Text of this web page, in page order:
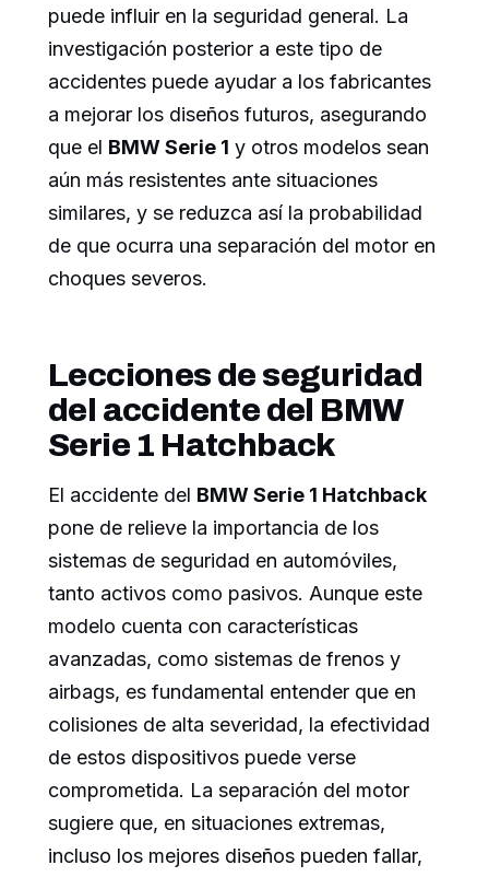
puede influir en la seguridad general. La
investigación posterior a este tipo de
accidentes puede ayudar a los fabricantes
a mejorar los diseños futuros, asegurando
que el BMW Serie 1 y otros modelos sean
aún más resistentes ante situaciones
similares, y se reduzca así la probabilidad
de que ocurra una separación del motor en
choques severos.
Lecciones de seguridad
del accidente del BMW
Serie 1 Hatchback
El accidente del BMW Serie 1 Hatchback
pone de relieve la importancia de los
sistemas de seguridad en automóviles,
tanto activos como pasivos. Aunque este
modelo cuenta con características
avanzadas, como sistemas de frenos y
airbags, es fundamental entender que en
colisiones de alta severidad, la efectividad
de estos dispositivos puede verse
comprometida. La separación del motor
sugiere que, en situaciones extremas,
incluso los mejores diseños pueden fallar,